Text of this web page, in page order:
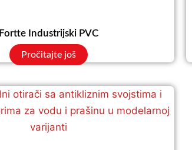
Fortte Industrijski PVC
Pročitajte još